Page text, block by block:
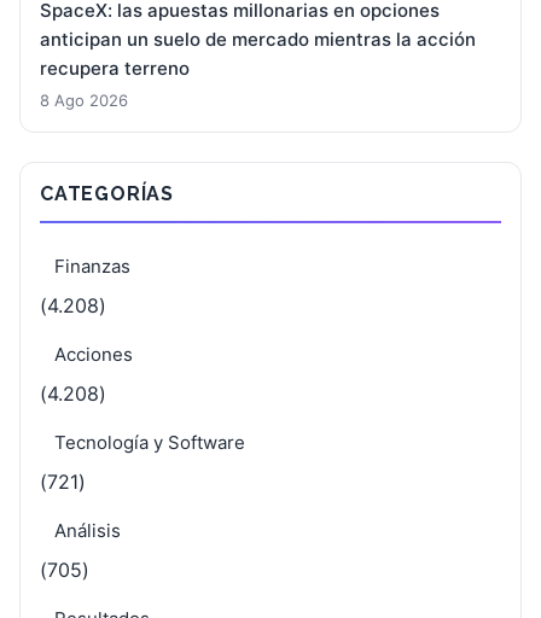
SpaceX: las apuestas millonarias en opciones
anticipan un suelo de mercado mientras la acción
recupera terreno
8 Ago 2026
CATEGORÍAS
Finanzas
(4.208)
Acciones
(4.208)
Tecnología y Software
(721)
Análisis
(705)